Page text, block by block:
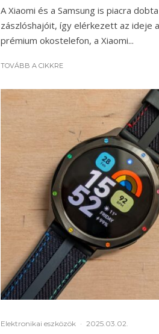
A Xiaomi és a Samsung is piacra
zászlóshajóit, így elérkezett az ideje
prémium okostelefon, a Xiaomi...
TOVÁBB A CIKKRE
Elektronikai eszközök · 2025.03.02.